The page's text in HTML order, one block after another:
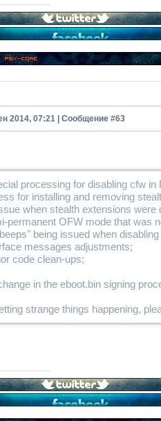
2014, 07:21 | Сообщение #63
processing for disabling cfw
for installing and removing
when stealth extensions
permanent OFW mode that was
being issued when
messages adjustments;
code clean-ups;
in the eboot.bin signing
strange things happening,